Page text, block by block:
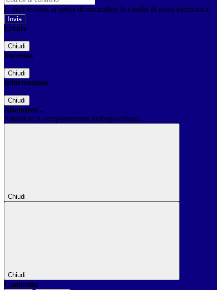
E-mail inviata, si prega di controllare la casella di posta elettronica!
Errore
Chiudi
Successo
Chiudi
Informazione
Chiudi
Attendere...
Attendere il completamento dell'operazione...
Chiudi
Chiudi
Conferma